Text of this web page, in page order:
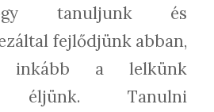
tanuljunk és
fejlődjünk abban,
inkább a lelkünk
éljünk. Tanulni